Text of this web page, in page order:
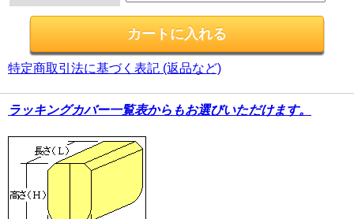
特定商取引法に基づく表記 (返品など)
ラッキングカバー一覧表からもお選びいただけます。